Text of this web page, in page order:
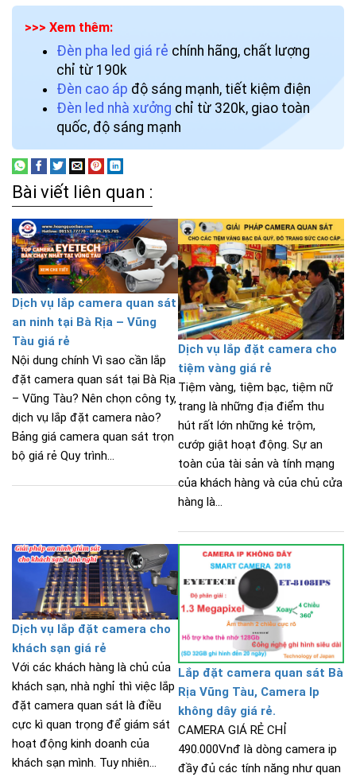
>>> Xem thêm:
Đèn pha led giá rẻ chính hãng, chất lượng
chỉ từ 190k
Đèn cao áp độ sáng mạnh, tiết kiệm điện
Đèn led nhà xưởng chỉ từ 320k, giao toàn
quốc, độ sáng mạnh
Bài viết liên quan :
Dịch vụ lắp camera quan sát
an ninh tại Bà Rịa – Vũng
Tàu giá rẻ
Nội dung chính Vì sao cần lắp
đặt camera quan sát tại Bà Rịa
– Vũng Tàu? Nên chọn công ty,
dịch vụ lắp đặt camera nào?
Bảng giá camera quan sát trọn
bộ giá rẻ Quy trình...
Dịch vụ lắp đặt camera cho
tiệm vàng giá rẻ
Tiệm vàng, tiệm bạc, tiệm nữ
trang là những địa điểm thu
hút rất lớn những kẻ trộm,
cướp giật hoạt động. Sự an
toàn của tài sản và tính mạng
của khách hàng và của chủ cửa
hàng là...
Dịch vụ lắp đặt camera cho
khách sạn giá rẻ
Với các khách hàng là chủ của
khách sạn, nhà nghỉ thì việc lắp
đặt camera quan sát là điều
cực kì quan trọng để giám sát
hoạt động kinh doanh của
khách sạn mình. Tuy nhiên...
Lắp đặt camera quan sát Bà
Rịa Vũng Tàu, Camera Ip
không dây giá rẻ.
CAMERA GIÁ RẺ CHỈ
490.000Vnđ là dòng camera ip
đầy đủ các tính năng như quan